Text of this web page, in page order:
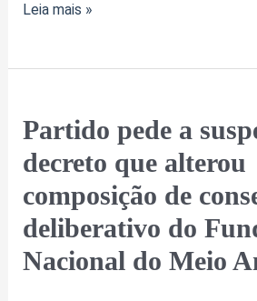
Leia mais »
Partido pede a
decreto que alterou
composição de
deliberativo do
Nacional do Meio
Partido
a
suspensão
decreto
que